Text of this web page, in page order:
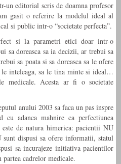
un editorial scris de doamna profesor
gasit o referire la modelul ideal al
si public intr-o “societate perfecta”.
si la parametri etici doar intr-o
sa doreasca sa ia decizii, ar trebui sa
sa poata si sa doreasca sa le ofere
inteleaga, sa le tina minte si ideal…
medicale. Acesta ar fi o societate
anului 2003 sa faca un pas inspre
cu adanca mahnire ca perfectiunea
este de natura himerica: pacientii NU
dispusi sa ofere informatii, statul
sa incurajeze initiativa pacientilor
partea cadrelor medicale.